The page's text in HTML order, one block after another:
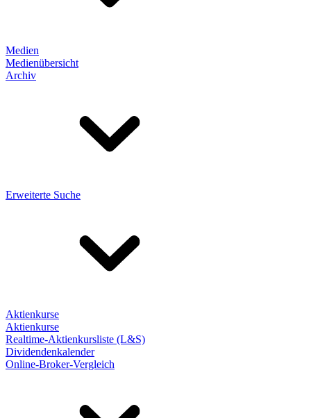
Medien
Medienübersicht
Archiv
Erweiterte Suche
Aktienkurse
Aktienkurse
Realtime-Aktienkursliste (L&S)
Dividendenkalender
Online-Broker-Vergleich